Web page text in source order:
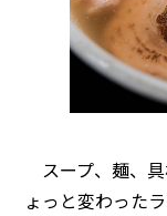
スープ、麺、
ょっと変わった